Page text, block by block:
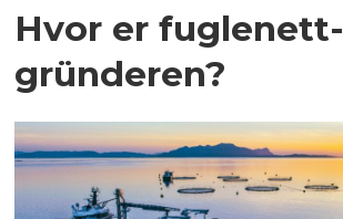
Hvor er fuglenett-
gründeren?